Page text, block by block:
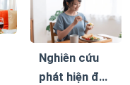
Nghiên cứu
phát hiện đây